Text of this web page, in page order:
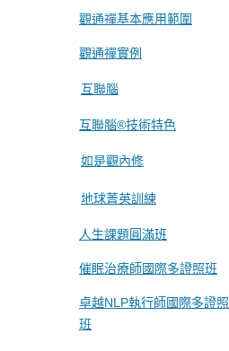
觀通禪基本應用範圍
觀通禪實例
互聯腦
互聯腦®技術特色
如是觀內修
地球菁英訓練
人生課題圓滿班
催眠治療師國際多證照班
卓越NLP執行師國際多證照
班